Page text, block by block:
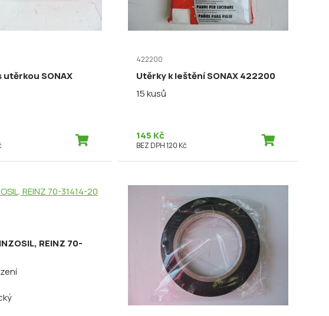
utěrkou SONAX
422200
Utěrky k leštění SONAX 422200
15 kusů
145 Kč
BEZ DPH 120 Kč
REINZ 70-